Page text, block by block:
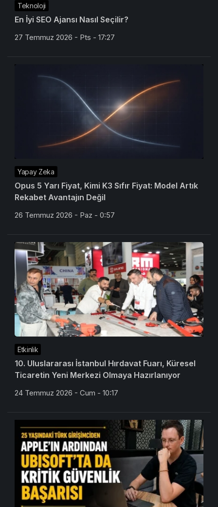
Teknoloji
En İyi SEO Ajansı Nasıl Seçilir?
27 Temmuz 2026 - Pts - 17:27
Yapay Zeka
Opus 5 Yarı Fiyat, Kimi K3 Sıfır Fiyat: Model Artık
Rekabet Avantajın Değil
26 Temmuz 2026 - Paz - 0:57
Etkinlik
10. Uluslararası İstanbul Hırdavat Fuarı, Küresel
Ticaretin Yeni Merkezi Olmaya Hazırlanıyor
24 Temmuz 2026 - Cum - 10:17